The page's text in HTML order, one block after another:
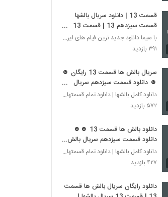
قسمت 13 | دانلود سریال بالشها
قسمت سیزدهم 13 | قسمت 13
سیزدهم سریال بالشها
با سیما دانلود جدید ترین فیلم های ایرانی را در لحظ
۳۹۱ بازدید
سریال بالش ها قسمت 13 رایگان ☻
☻ دانلود قسمت سیزدهم سریال
بالش ها
دانلود کامل بالشها | دانلود تمام قسمتهای سریال بال
۵۷۲ بازدید
دانلود بالش ها قسمت 13 ☻☻
دانلود قسمت سیزدهم سریال بالش
ها
دانلود کامل بالشها | دانلود تمام قسمتهای سریال بال
۴۲۷ بازدید
دانلود رایگان سریال بالش ها قسمت